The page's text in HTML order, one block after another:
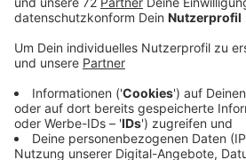
Veröffentlicht:Donnerstag,
Anzeige
Die Caritas empfiehlt, dass sich
anmelden. Die Heime arbeiten